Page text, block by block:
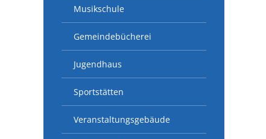
Musikschule
Gemeindebücherei
Jugendhaus
Sportstätten
Veranstaltungsgebäude